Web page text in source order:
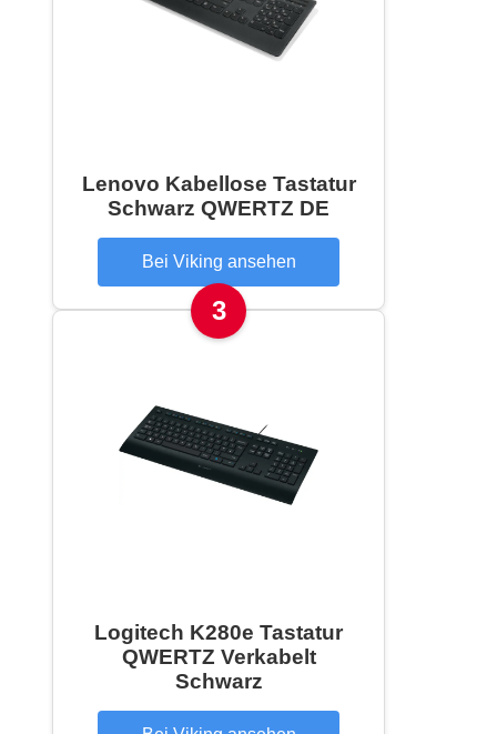
Lenovo Kabellose Tastatur
Schwarz QWERTZ DE
Bei Viking ansehen
3
Logitech K280e Tastatur
QWERTZ Verkabelt
Schwarz